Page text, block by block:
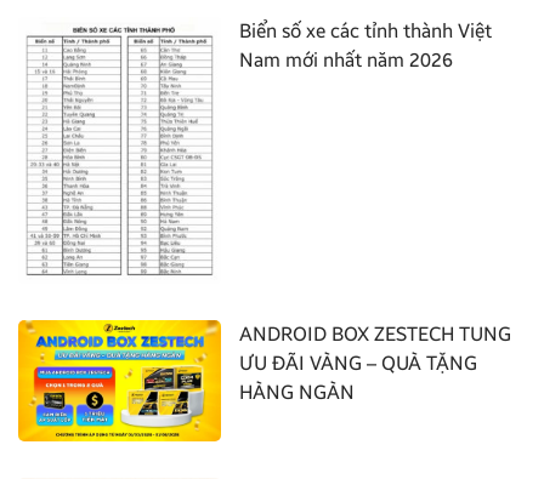
Biển số xe các tỉnh thành Việt
Nam mới nhất năm 2026
ANDROID BOX ZESTECH TUNG
ƯU ĐÃI VÀNG – QUÀ TẶNG
HÀNG NGÀN